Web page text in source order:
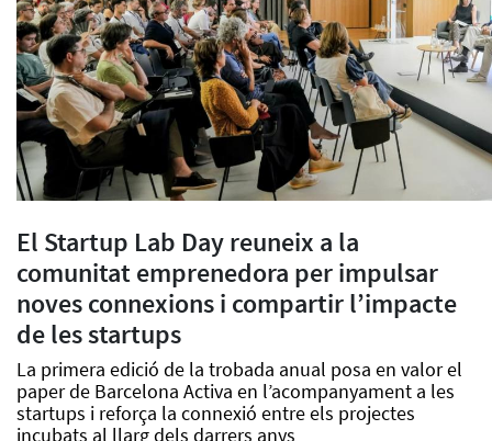
El Startup Lab Day reuneix a la
comunitat emprenedora per impulsar
noves connexions i compartir l’impacte
de les startups
La primera edició de la trobada anual posa en valor el
paper de Barcelona Activa en l’acompanyament a les
startups i reforça la connexió entre els projectes
incubats al llarg dels darrers anys